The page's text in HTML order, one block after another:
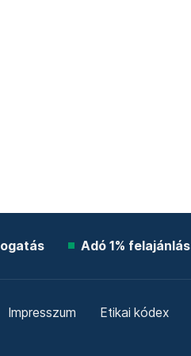
Adó 1% felajánlás
Impresszum Etikai kódex